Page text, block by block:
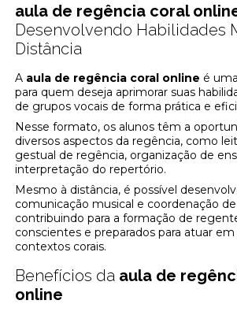
aula de regência coral
Desenvolvendo Habilidades
Distância
A aula de regência coral online é
para quem deseja aprimorar suas
de grupos vocais de forma prática e
Nesse formato, os alunos têm a
diversos aspectos da regência, como
gestual de regência, organização de
interpretação do repertório.
Mesmo à distância, é possível
comunicação musical e coordenação
contribuindo para a formação de
conscientes e preparados para atuar
contextos corais.
Benefícios da aula de
online